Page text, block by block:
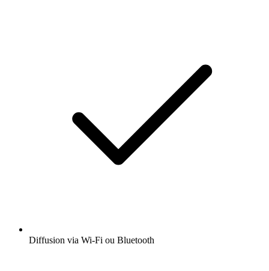
Diffusion via Wi-Fi ou Bluetooth